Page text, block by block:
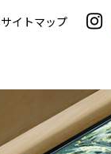
サイトマップ